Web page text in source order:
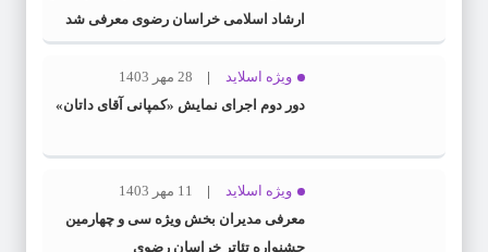
ارشاد اسلامی خراسان رضوی معرفی شد
ویژه اسلاید
28 مهر 1403
دور دوم اجرای نمایش «کمپانی آقای داتان»
ویژه اسلاید
11 مهر 1403
معرفی مدیران بخش ویژه سی و چهارمین
جشنواره تئاتر خراسان رضوی